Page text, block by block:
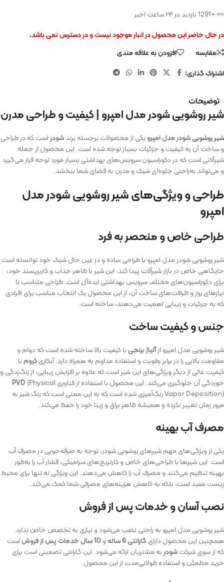
در حال حاضر این محصول در انبار موجود نیست و در دسترس نمی باشد.
مقایسه
افزودن به علاقه مندی
اشتراک گذاری:
توضیحات
شیر روشویی شودر مدل امپرو | کیفیت و طراحی مدرن
شیر روشوییشودر مدل امپرویکی از محصولات برجسته برندشودراست که در طراحی
و ساخت آن به کیفیت و جزئیات بسیار توجه شده است. این محصول از جمله
شیرآلاتی است که در دکوراسیون سرویس‌های بهداشتی بسیار مورد توجه قرار می‌گیرد
و می‌تواند به‌راحتی جلوه‌ای شیک و مدرن به فضای شما ببخشد.
طراحی و ویژگی‌های شیر روشویی شودر مدل
امپرو
طراحی خاص و منحصر به فرد
شیر روشویی شودر مدل امپرو با طراحی ساده و در عین حال شیک خود توانسته است
جایگاهی خاص در بازار شیرآلات پیدا کند. این شیر با ظاهر جذاب و کاربرپسند خود،
برای دکوراسیون‌های مختلف سرویس بهداشتی ایده‌آل است. طراحی متناسب با
نیازهای روز و ظرافت‌های ساخت آن، از این محصول یک انتخاب مناسب برای افرادی
که به جزئیات و زیبایی اهمیت می‌دهند، ساخته است.
جنس و کیفیت ساخت
شیر روشویی مدل امپرو ازآلیاژ برنجیبا کیفیت بالا ساخته شده است که دوام و
مقاومت بالایی را در برابر رطوبت و استفاده مداوم به همراه دارد. آبکاریکرومبا
کیفیت عالی از دیگر ویژگی‌های این شیر است که علاوه بر افزایش زیبایی، از زنگ‌زدگی و
خوردگی آن جلوگیری می‌کند. این محصول با استفاده از فناوری
PVD (Physical
Vapor Deposition) رنگ‌آمیزی شده است که به این معنی است که رنگ شیر به
مرور زمان تغییر نکرده و همیشه ظاهر براق و زیبا خود را حفظ می‌کند.
مصرف آب بهینه
یکی از ویژگی‌های مهم شیرهای روشویی شودر، توجه به صرفه‌جویی در مصرف آب
است. این شیرها با طراحی‌های خاص و کارتریج‌های سرامیکی، فشار آب را به‌طور
بهینه تنظیم می‌کنند و مصرف آب را کاهش می‌دهند. این ویژگی نه تنها برای محیط
زیست مفید است، بلکه به کاهش هزینه‌های مصرفی شما کمک می‌کند.
نصب آسان و خدمات پس از فروش
شیر روشویی مدل امپرو به راحتی نصب می‌شود و نیازی به تخصص خاص ندارد.
همچنین این محصول دارایگارانتی 6 ساله و 10 سال خدمات پس از فروش
است
که از سوی شرکتشودربه مشتریان ارائه می‌شود. این گارانتی تضمینی است برای
خرید مطمئن و استفاده طولانی‌مدت از این محصول.